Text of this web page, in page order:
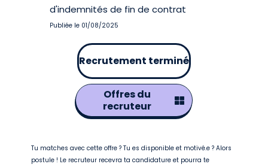
d'indemnités de fin de contrat
Publiée le 01/08/2025
Recrutement terminé
Offres du
recruteur
Tu matches avec cette offre ? Tu es disponible et motivé.e ? Alors
postule ! Le recruteur recevra ta candidature et pourra te